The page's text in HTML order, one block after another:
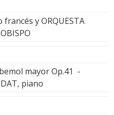
francés y ORQUESTA
mayor Op.41 -
piano